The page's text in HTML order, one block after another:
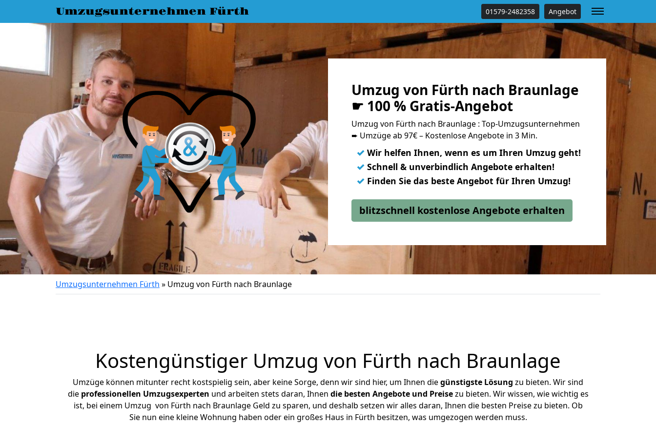
Umzugsunternehmen Fürth 01579-2482358 Angebot
Umzug von Fürth nach Braunlage
☛ 100 % Gratis-Angebot
Umzug von Fürth nach Braunlage : Top-Umzugsunternehmen
➨ Umzüge ab 97€ – Kostenlose Angebote in 3 Min.
✓ Wir helfen Ihnen, wenn es um Ihren Umzug geht!
✓ Schnell & unverbindlich Angebote erhalten!
✓ Finden Sie das beste Angebot für Ihren Umzug!
blitzschnell kostenlose Angebote erhalten
Umzugsunternehmen Fürth » Umzug von Fürth nach Braunlage
Kostengünstiger Umzug von Fürth nach Braunlage
Umzüge können mitunter recht kostspielig sein, aber keine Sorge, denn wir sind hier, um Ihnen diegünstigste Lösung zu bieten. Wir sind
die professionellen Umzugsexperten und arbeiten stets daran, Ihnen die besten Angebote und Preisezu bieten. Wir wissen, wie wichtig es
ist, bei einem Umzug von Fürth nach Braunlage Geld zu sparen, und deshalb setzen wir alles daran, Ihnen die besten Preise zu bieten. Ob
Sie nun eine kleine Wohnung haben oder ein großes Haus in Fürth besitzen, was umgezogen werden muss.